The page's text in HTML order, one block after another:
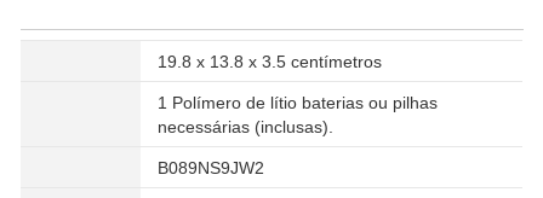
19.8 x 13.8 x 3.5 centímetros
1 Polímero de lítio baterias ou pilhas
necessárias (inclusas).
B089NS9JW2